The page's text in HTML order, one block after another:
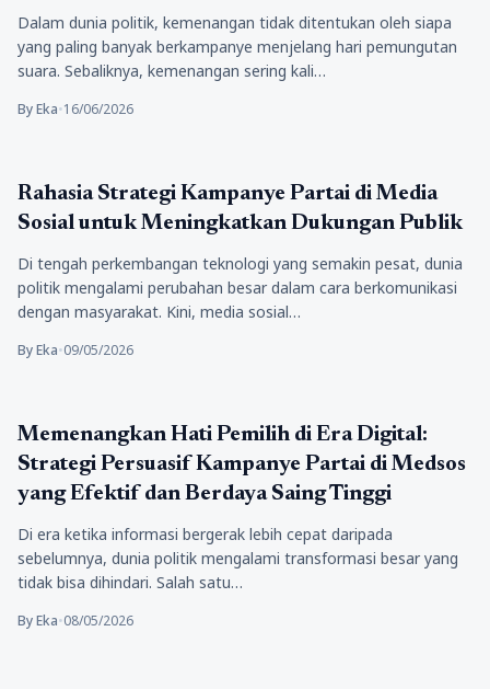
Dalam dunia politik, kemenangan tidak ditentukan oleh siapa
yang paling banyak berkampanye menjelang hari pemungutan
suara. Sebaliknya, kemenangan sering kali…
By Eka•16/06/2026
Politik
Rahasia Strategi Kampanye Partai di Media
Sosial untuk Meningkatkan Dukungan Publik
Di tengah perkembangan teknologi yang semakin pesat, dunia
politik mengalami perubahan besar dalam cara berkomunikasi
dengan masyarakat. Kini, media sosial…
By Eka•09/05/2026
Politik
Memenangkan Hati Pemilih di Era Digital:
Strategi Persuasif Kampanye Partai di Medsos
yang Efektif dan Berdaya Saing Tinggi
Di era ketika informasi bergerak lebih cepat daripada
sebelumnya, dunia politik mengalami transformasi besar yang
tidak bisa dihindari. Salah satu…
By Eka•08/05/2026